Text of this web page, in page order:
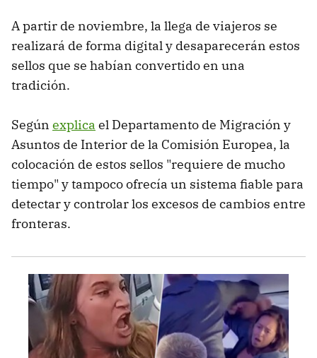
A partir de noviembre, la llega de viajeros se
realizará de forma digital y desaparecerán estos
sellos que se habían convertido en una
tradición.
Según explica el Departamento de Migración y
Asuntos de Interior de la Comisión Europea, la
colocación de estos sellos "requiere de mucho
tiempo" y tampoco ofrecía un sistema fiable para
detectar y controlar los excesos de cambios entre
fronteras.